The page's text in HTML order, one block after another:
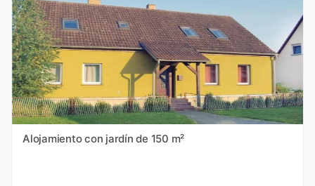
Alojamiento con jardín de 150 m²